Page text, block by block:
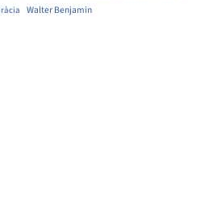
Walter Benjamin